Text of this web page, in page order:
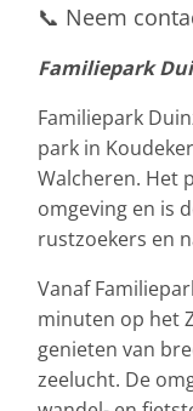
📞 Neem
Familiepark
Familiepark
park in
Walcheren. Het
omgeving en is
rustzoekers en
Vanaf
minuten op het
genieten van
zeelucht. De